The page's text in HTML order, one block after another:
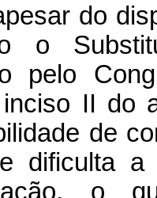
do
o
pelo
II do
de
dificulta
o